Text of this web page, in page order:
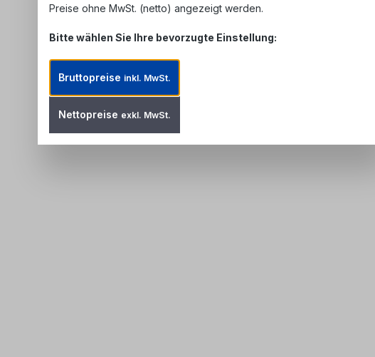
Preise ohne MwSt. (netto) angezeigt werden.
Bitte wählen Sie Ihre bevorzugte Einstellung:
Bruttopreise inkl. MwSt.
Nettopreise exkl. MwSt.